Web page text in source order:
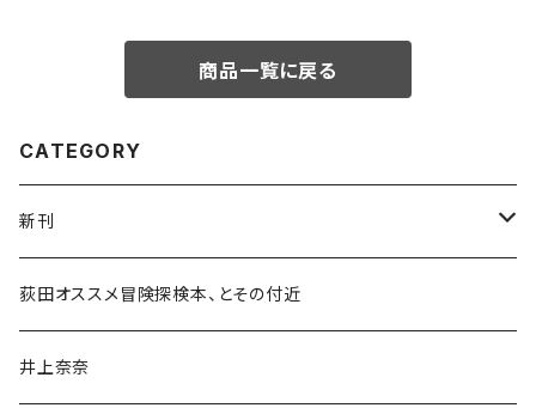
商品一覧に戻る
CATEGORY
新刊
和書
文学・小説・物語
荻田オススメ冒険探検本、とその付近
井上奈奈